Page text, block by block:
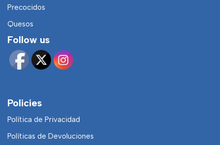
Precocidos
Quesos
Follow us
Policies
Política de Privacidad
Políticas de Devoluciones